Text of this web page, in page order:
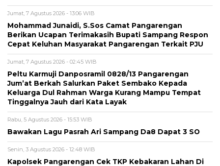
Jumat, 7 Agustus 2026 - 13:06 WIB
Mohammad Junaidi, S.Sos Camat Pangarengan
Berikan Ucapan Terimakasih Bupati Sampang Respon
Cepat Keluhan Masyarakat Pangarengan Terkait PJU
Jumat, 7 Agustus 2026 - 02:45 WIB
Peltu Karmuji Danposramil 0828/13 Pangarengan
Jum’at Berkah Salurkan Paket Sembako Kepada
Keluarga Dul Rahman Warga Kurang Mampu Tempat
Tinggalnya Jauh dari Kata Layak
Rabu, 5 Agustus 2026 - 15:53 WIB
Bawakan Lagu Pasrah Ari Sampang Da8 Dapat 3 SO
Senin, 3 Agustus 2026 - 12:48 WIB
Kapolsek Pangarengan Cek TKP Kebakaran Lahan Di